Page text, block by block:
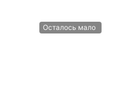
Осталось мало